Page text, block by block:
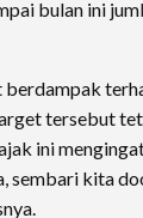
bulan ini
berdampak
tersebut
ini
sembari kita